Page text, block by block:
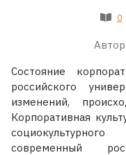
0
Состояние
российского
изменений,
Корпоративная
современный